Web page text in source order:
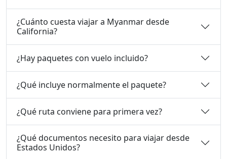
¿Cuánto cuesta viajar a Myanmar desde
California?
¿Hay paquetes con vuelo incluido?
¿Qué incluye normalmente el paquete?
¿Qué ruta conviene para primera vez?
¿Qué documentos necesito para viajar desde
Estados Unidos?